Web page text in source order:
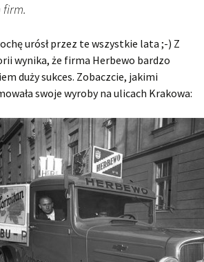
firm.
urósł przez te wszystkie lata ;-) Z
wynika, że firma Herbewo bardzo
duży sukces. Zobaczcie, jakimi
swoje wyroby na ulicach Krakowa: